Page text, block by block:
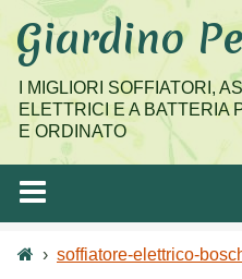
Salta
contenuto
Giardino
I MIGLIORI SOFFIATORI,
ELETTRICI E A BATTERIA
E ORDINATO
› soffiatore-elettrico-